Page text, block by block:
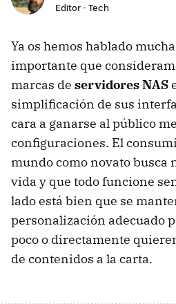
Editor - Tech
Ya os hemos hablado
importante que
marcas de servidores NAS
simplificación de sus
cara a ganarse al público
configuraciones. El
mundo como novato busca
vida y que todo funcione
lado está bien que se
personalización adecuado
poco o directamente
de contenidos a la carta.